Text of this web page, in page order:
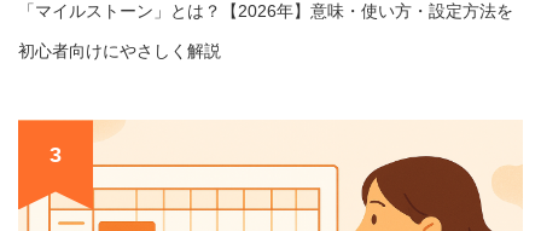
「マイルストーン」とは？【2026年】意味・使い方・設定方法を
初心者向けにやさしく解説
3